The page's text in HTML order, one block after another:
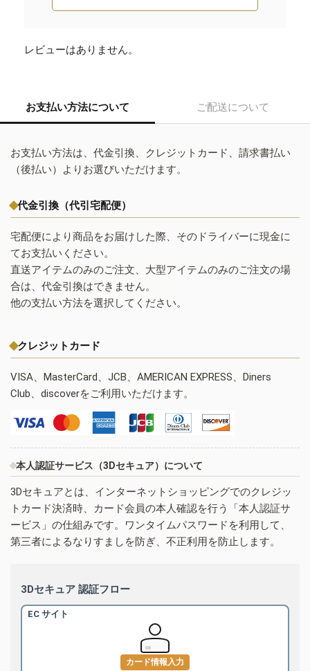
レビューはありません。
お支払い方法について ご配送について
お支払い方法は、代金引換、クレジットカード、請求書払い
（後払い）よりお選びいただけます。
代金引換（代引宅配便）
宅配便により商品をお届けした際、そのドライバーに現金に
てお支払いください。
直送アイテムのみのご注文、大型アイテムのみのご注文の場
合は、代金引換はできません。
他の支払い方法を選択してください。
クレジットカード
VISA、MasterCard、JCB、AMERICAN EXPRESS、Diners
Club、discoverをご利用いただけます。
本人認証サービス（3Dセキュア）について
3Dセキュアとは、インターネットショッピングでのクレジッ
トカード決済時、カード会員の本人確認を行う「本人認証サ
ービス」の仕組みです。ワンタイムパスワードを利用して、
第三者によるなりすましを防ぎ、不正利用を防止します。
3Dセキュア 認証フロー
EC サイト
カード情報入力